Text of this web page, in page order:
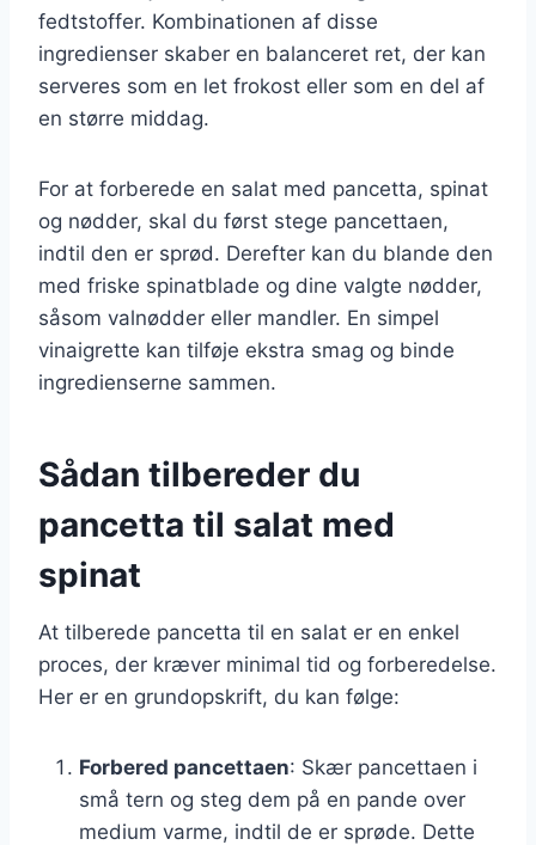
fedtstoffer. Kombinationen af disse
ingredienser skaber en balanceret ret, der kan
serveres som en let frokost eller som en del af
en større middag.
For at forberede en salat med pancetta, spinat
og nødder, skal du først stege pancettaen,
indtil den er sprød. Derefter kan du blande den
med friske spinatblade og dine valgte nødder,
såsom valnødder eller mandler. En simpel
vinaigrette kan tilføje ekstra smag og binde
ingredienserne sammen.
Sådan tilbereder du
pancetta til salat med
spinat
At tilberede pancetta til en salat er en enkel
proces, der kræver minimal tid og forberedelse.
Her er en grundopskrift, du kan følge:
Forbered pancettaen: Skær pancettaen i
små tern og steg dem på en pande over
medium varme, indtil de er sprøde. Dette